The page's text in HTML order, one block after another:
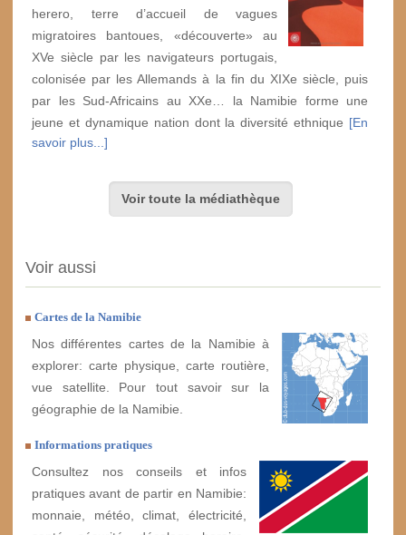
herero, terre d’accueil de vagues
migratoires bantoues, «découverte» au
XVe siècle par les navigateurs portugais,
colonisée par les Allemands à la fin du XIXe siècle, puis
par les Sud-Africains au XXe… la Namibie forme une
jeune et dynamique nation dont la diversité ethnique [En
savoir plus...]
Voir toute la médiathèque
Voir aussi
Cartes de la Namibie
Nos différentes cartes de la Namibie à
explorer: carte physique, carte routière,
vue satellite. Pour tout savoir sur la
géographie de la Namibie.
Informations pratiques
Consultez nos conseils et infos
pratiques avant de partir en Namibie:
monnaie, météo, climat, électricité,